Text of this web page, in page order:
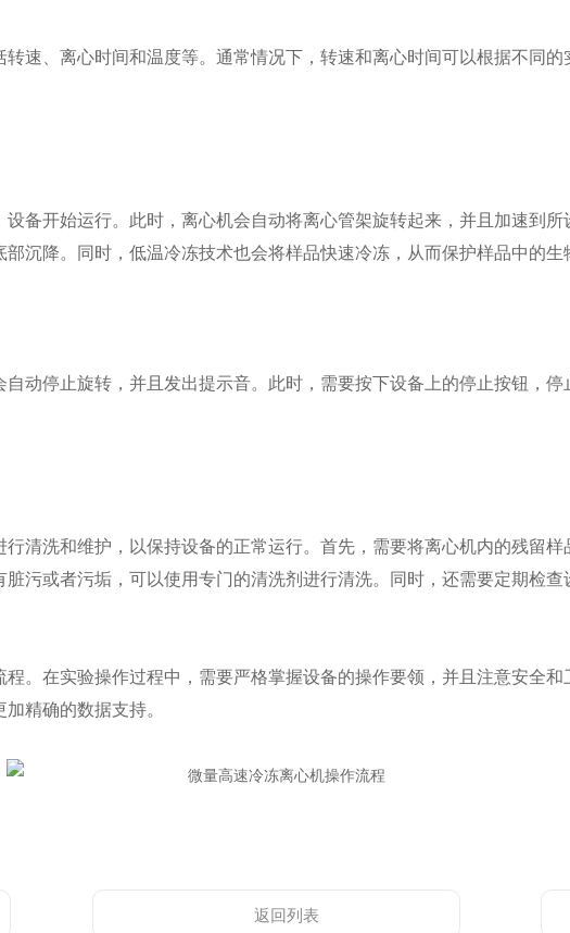
、离心时间和温度等。通常情况下，转速和离心时间可以根据不同的
开始运行。此时，离心机会自动将离心管架旋转起来，并且加速到所
沉降。同时，低温冷冻技术也会将样品快速冷冻，从而保护样品中的生
停止旋转，并且发出提示音。此时，需要按下设备上的停止按钮，停
洗和维护，以保持设备的正常运行。首先，需要将离心机内的残留样
污或者污垢，可以使用专门的清洗剂进行清洗。同时，还需要定期检
在实验操作过程中，需要严格掌握设备的操作要领，并且注意安全和
精确的数据支持。
返回列表